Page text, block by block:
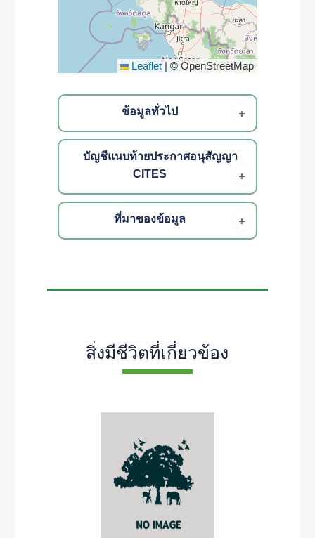
Leaflet |© OpenStreetMap
ข้อมูลทั่วไป
บัญชีแนบท้ายประกาศอนุสัญญา
CITES
ที่มาของข้อมูล
สิ่งมีชีวิตที่เกี่ยวข้อง